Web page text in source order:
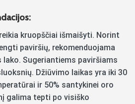
kruopščiai išmaišyti. Norint
paviršių, rekomenduojama
Sugeriantiems paviršiams
Džiūvimo laikas yra iki 30
ir 50% santykinei oro
galima tepti po visiško